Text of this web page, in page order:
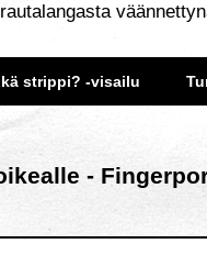
strippi? -visailu
-